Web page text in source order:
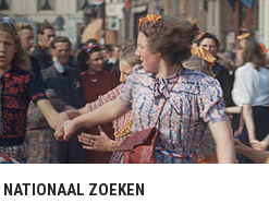
NATIONAAL ZOEKEN